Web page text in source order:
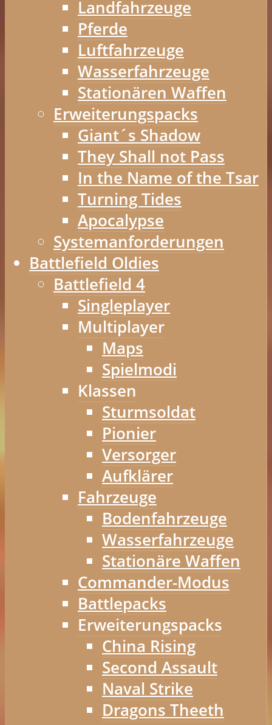
Landfahrzeuge
Pferde
Luftfahrzeuge
Wasserfahrzeuge
Stationären Waffen
Erweiterungspacks
Giant´s Shadow
They Shall not Pass
In the Name of the Tsar
Turning Tides
Apocalypse
Systemanforderungen
Battlefield Oldies
Battlefield 4
Singleplayer
Multiplayer
Maps
Spielmodi
Klassen
Sturmsoldat
Pionier
Versorger
Aufklärer
Fahrzeuge
Bodenfahrzeuge
Wasserfahrzeuge
Stationäre Waffen
Commander-Modus
Battlepacks
Erweiterungspacks
China Rising
Second Assault
Naval Strike
Dragons Theeth